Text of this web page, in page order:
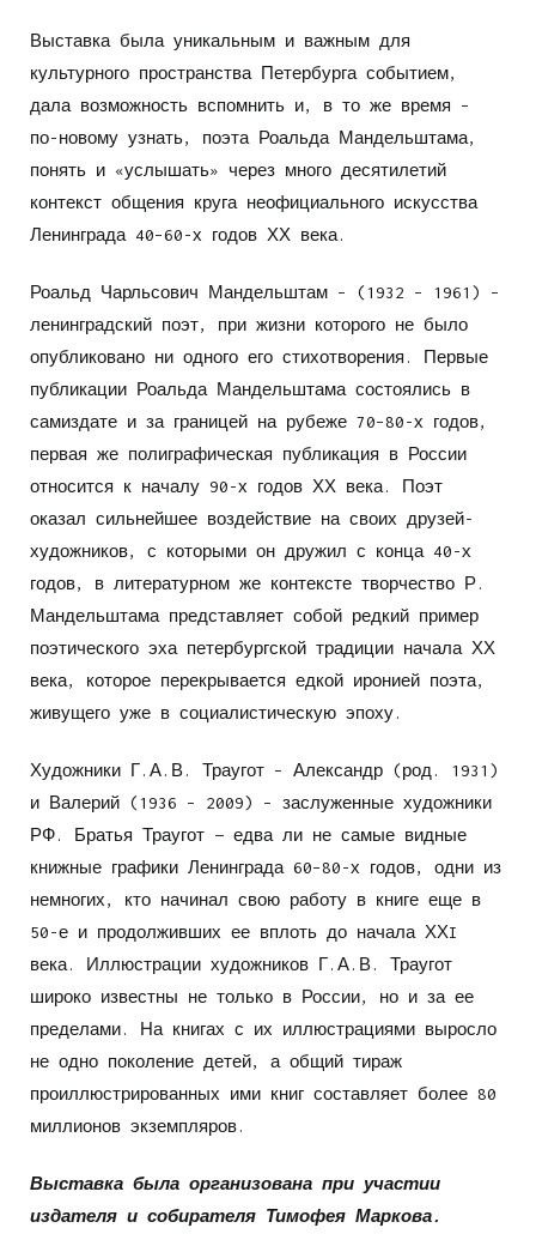
Выставка была уникальным и важным для
культурного пространства Петербурга событием,
дала возможность вспомнить и, в то же время –
по-новому узнать, поэта Роальда Мандельштама,
понять и «услышать» через много десятилетий
контекст общения круга неофициального искусства
Ленинграда 40–60-х годов ХХ века.
Роальд Чарльсович Мандельштам – (1932 – 1961) –
ленинградский поэт, при жизни которого не было
опубликовано ни одного его стихотворения. Первые
публикации Роальда Мандельштама состоялись в
самиздате и за границей на рубеже 70–80-х годов,
первая же полиграфическая публикация в России
относится к началу 90-х годов ХХ века. Поэт
оказал сильнейшее воздействие на своих друзей-
художников, с которыми он дружил с конца 40-х
годов, в литературном же контексте творчество Р.
Мандельштама представляет собой редкий пример
поэтического эха петербургской традиции начала ХХ
века, которое перекрывается едкой иронией поэта,
живущего уже в социалистическую эпоху.
Художники Г.А.В. Траугот – Александр (род. 1931)
и Валерий (1936 – 2009) – заслуженные художники
РФ. Братья Траугот — едва ли не самые видные
книжные графики Ленинграда 60–80-х годов, одни из
немногих, кто начинал свою работу в книге еще в
50-е и продолживших ее вплоть до начала ХХI
века. Иллюстрации художников Г.А.В. Траугот
широко известны не только в России, но и за ее
пределами. На книгах с их иллюстрациями выросло
не одно поколение детей, а общий тираж
проиллюстрированных ими книг составляет более 80
миллионов экземпляров.
Выставка была организована при участии
издателя и собирателя Тимофея Маркова.